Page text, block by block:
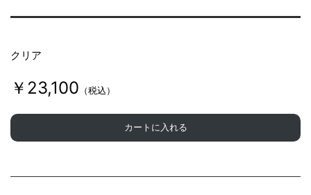
クリア
￥23,100 （税込）
カートに入れる